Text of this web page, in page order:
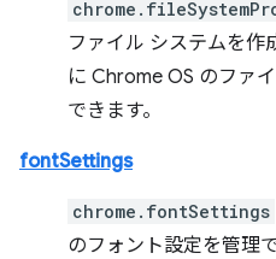
ファイル システムを作
に Chrome OS のファ
できます。
fontSettings
chrome.fontSettings
のフォント設定を管理で